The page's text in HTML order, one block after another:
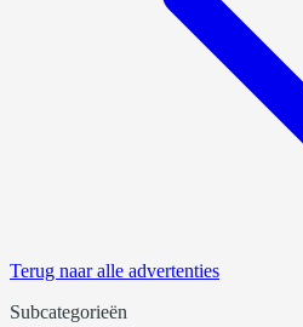
Terug naar alle advertenties
Subcategorieën